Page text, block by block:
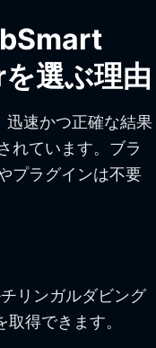
選ぶ理由
迅速かつ正確な結果
れています。ブラ
プラグインは不要
リンガルダビング
得できます。